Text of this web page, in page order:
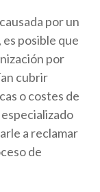
por un
posible que
por
cubrir
o costes de
especializado
a reclamar
de